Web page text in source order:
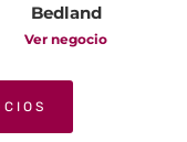
Bedland
Ver negocio